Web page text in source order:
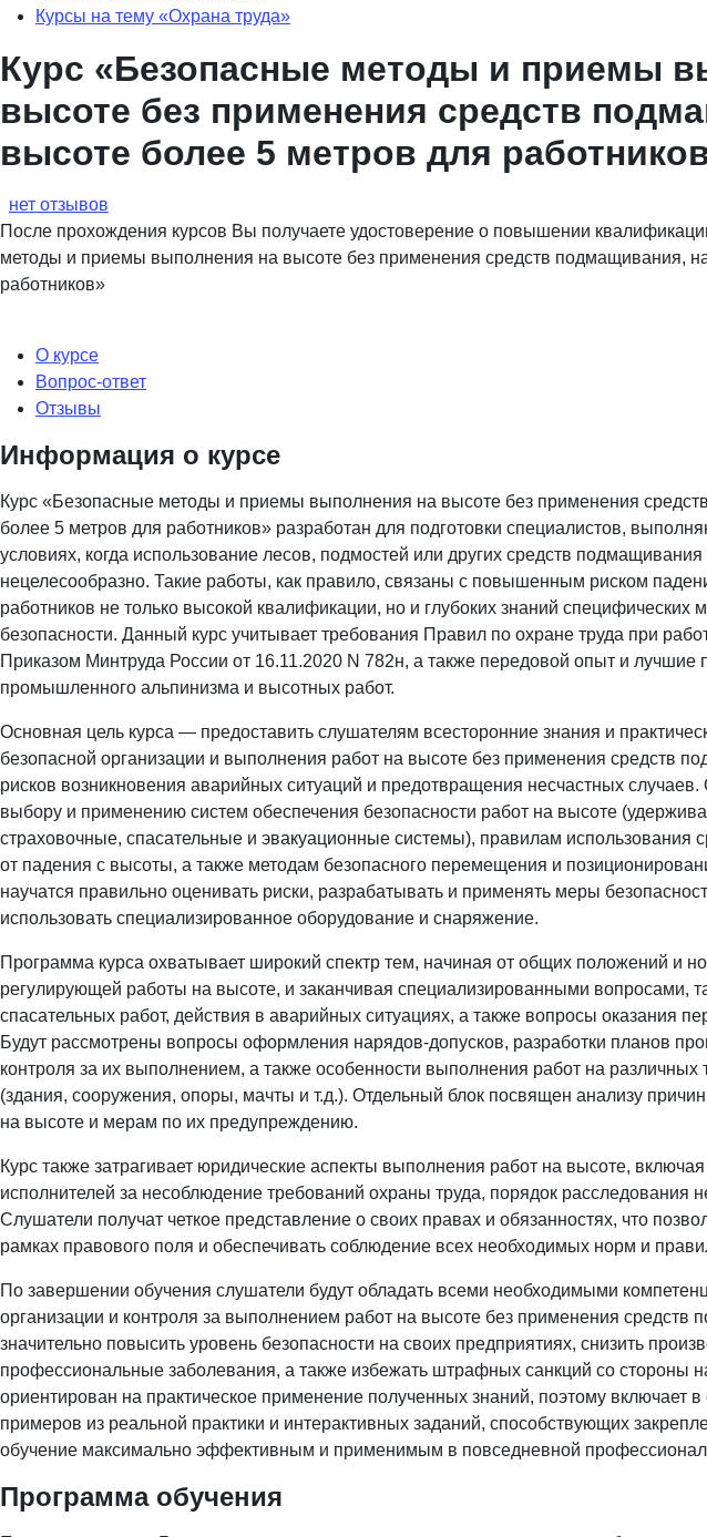
Курсы на тему «Охрана труда»
Курс «Безопасные методы и приемы
высоте без применения средств
высоте более 5 метров для
нет отзывов
После прохождения курсов Вы получаете удостоверение о повышении
методы и приемы выполнения на высоте без применения средств подмащивания,
работников»
О курсе
Вопрос-ответ
Отзывы
Информация о курсе
Курс «Безопасные методы и приемы выполнения на высоте без применения
более 5 метров для работников» разработан для подготовки специалистов,
условиях, когда использование лесов, подмостей или других средств
нецелесообразно. Такие работы, как правило, связаны с повышенным риском
работников не только высокой квалификации, но и глубоких знаний специфических
безопасности. Данный курс учитывает требования Правил по охране труда при
Приказом Минтруда России от 16.11.2020 N 782н, а также передовой опыт и лучшие
промышленного альпинизма и высотных работ.
Основная цель курса — предоставить слушателям всесторонние знания и
безопасной организации и выполнения работ на высоте без применения средств
рисков возникновения аварийных ситуаций и предотвращения несчастных
выбору и применению систем обеспечения безопасности работ на высоте
страховочные, спасательные и эвакуационные системы), правилам использования
от падения с высоты, а также методам безопасного перемещения и
научатся правильно оценивать риски, разрабатывать и применять меры
использовать специализированное оборудование и снаряжение.
Программа курса охватывает широкий спектр тем, начиная от общих положений и
регулирующей работы на высоте, и заканчивая специализированными вопросами,
спасательных работ, действия в аварийных ситуациях, а также вопросы оказания
Будут рассмотрены вопросы оформления нарядов-допусков, разработки планов
контроля за их выполнением, а также особенности выполнения работ на различных
(здания, сооружения, опоры, мачты и т.д.). Отдельный блок посвящен анализу
на высоте и мерам по их предупреждению.
Курс также затрагивает юридические аспекты выполнения работ на высоте, включая
исполнителей за несоблюдение требований охраны труда, порядок расследования
Слушатели получат четкое представление о своих правах и обязанностях, что
рамках правового поля и обеспечивать соблюдение всех необходимых норм и
По завершении обучения слушатели будут обладать всеми необходимыми
организации и контроля за выполнением работ на высоте без применения средств
значительно повысить уровень безопасности на своих предприятиях, снизить
профессиональные заболевания, а также избежать штрафных санкций со стороны
ориентирован на практическое применение полученных знаний, поэтому включает
примеров из реальной практики и интерактивных заданий, способствующих
обучение максимально эффективным и применимым в повседневной
Программа обучения